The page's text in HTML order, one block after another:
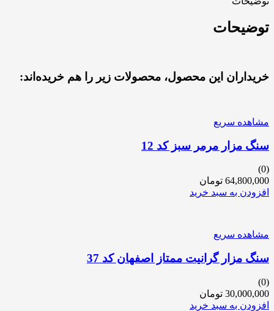
توضیحات
خریداران این محصول، محصولات زیر را هم خریده‌اند:
مشاهده سریع
سنگ مزار مرمر سبز کد 12
(0)
64,800,000 تومان
افزودن به سبد خرید
مشاهده سریع
سنگ مزار گرانیت ممتاز اصفهان کد 37
(0)
30,000,000 تومان
افزودن به سبد خرید